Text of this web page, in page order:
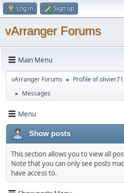
Log in Sign up
vArranger Forums
Main Menu
vArranger Forums ► Profile of
► Messages
Menu
Show posts
This section allows you to view all
Note that you can only see posts
have access to.